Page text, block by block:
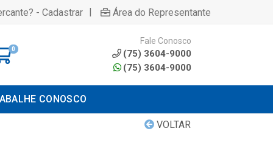
- Cadastrar | Área do Representante
0
Fale Conosco
(75) 3604-9000
(75) 3604-9000
CONOSCO
VOLTAR